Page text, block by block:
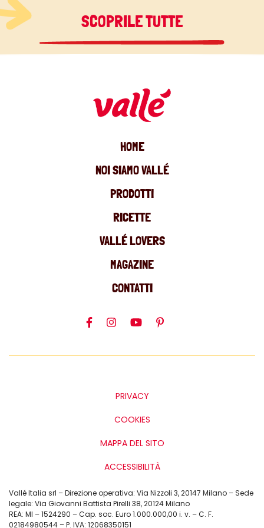
SCOPRILE TUTTE
HOME
NOI SIAMO VALLÉ
PRODOTTI
RICETTE
VALLÉ LOVERS
MAGAZINE
CONTATTI
PRIVACY
COOKIES
MAPPA DEL SITO
ACCESSIBILITÀ
Vallé Italia srl – Direzione operativa: Via Nizzoli 3, 20147 Milano – Sede
legale: Via Giovanni Battista Pirelli 38, 20124 Milano
REA: MI – 1524290 – Cap. soc. Euro 1.000.000,00 i. v. – C. F.
02184980544 – P. IVA: 12068350151